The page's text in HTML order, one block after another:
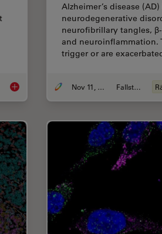
How to Study Gene Regulatory Networks in
Alzheimer’s disease
neurodegenerative
neurofibrillary tangles,
and neuroinflammation.
trigger or are
Nov 11, 2024 Fallstudie